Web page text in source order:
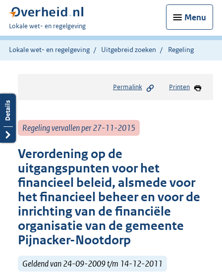
Menu
U
bent
hier:
Lokale wet- en regelgeving
Lokale wet- en regelgeving Uitgebreid zoeken Regeling
Permalink Printen
Regeling vervallen per 27-11-2015
Verordening op de
uitgangspunten voor het
financieel beleid, alsmede voor
het financieel beheer en voor de
inrichting van de financiële
organisatie van de gemeente
Pijnacker-Nootdorp
Geldend van 24-09-2009 t/m 14-12-2011